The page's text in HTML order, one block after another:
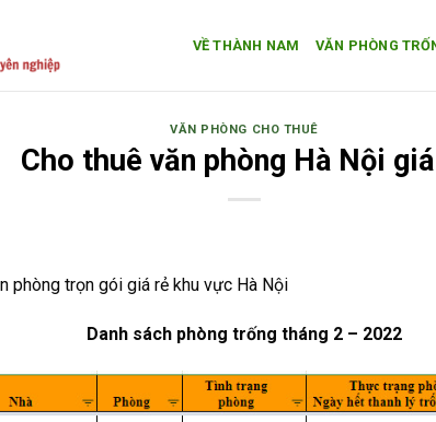
VỀ THÀNH NAM VĂN PHÒNG
VĂN PHÒNG CHO THUÊ
Cho thuê văn phòng Hà Nội
phòng trọn gói giá rẻ khu vực Hà Nội
Danh sách phòng trống tháng 2 – 2022